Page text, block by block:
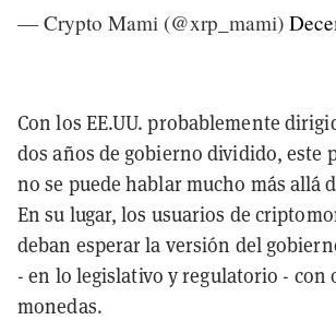
— Crypto Mami (@xrp_mami)
Con los EE.UU. probablemente
dos años de gobierno dividido, este
no se puede hablar mucho más allá
En su lugar, los usuarios de
deban esperar la versión del
- en lo legislativo y regulatorio - con
monedas.